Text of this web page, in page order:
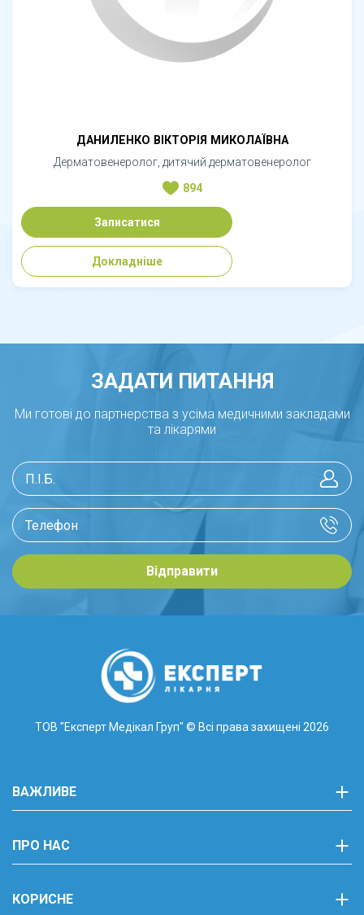
ДАНИЛЕНКО ВІКТОРІЯ МИКОЛАЇВНА
Дерматовенеролог, дитячий дерматовенеролог
894
Записатися
Докладніше
ЗАДАТИ ПИТАННЯ
Ми готові до партнерства з усіма медичними закладами
та лікарями
Відправити
ТОВ "Експерт Медікал Груп" © Всі права захищені 2026
ВАЖЛИВЕ
ПРО НАС
КОРИСНЕ